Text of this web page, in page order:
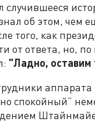
об этом, чем
того, как
от ответа, но,
"Ладно, оставим
спокойный”